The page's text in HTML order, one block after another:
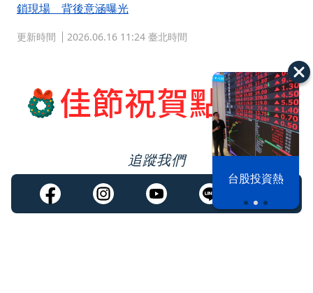
漢光42演習 台股投資熱
鎖現場 背後意涵曝光
更新時間 2026.06.16 11:24 臺北時間
追蹤我們